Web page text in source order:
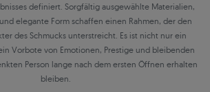
definiert. Sorgfältig ausgewählte Materialien,
elegante Form schaffen einen Rahmen, der den
des Schmucks unterstreicht. Es ist nicht nur ein
Vorbote von Emotionen, Prestige und bleibenden
Person lange nach dem ersten Öffnen erhalten
bleiben.